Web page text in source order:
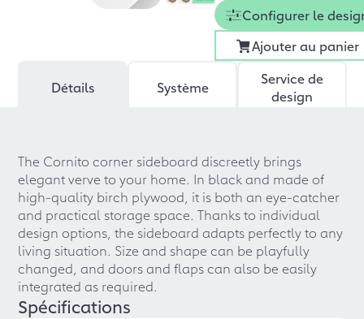
Configurer le
Ajouter au panier
Détails Système
Service de
design
The Cornito corner sideboard discreetly brings
elegant verve to your home. In black and made of
high-quality birch plywood, it is both an eye-catcher
and practical storage space. Thanks to individual
design options, the sideboard adapts perfectly to any
living situation. Size and shape can be playfully
changed, and doors and flaps can also be easily
integrated as required.
Spécifications